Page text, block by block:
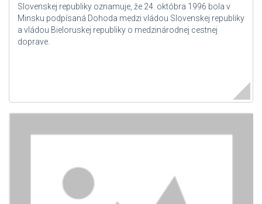
Slovenskej republiky oznamuje, že 24. októbra 1996 bola v
Minsku podpísaná Dohoda medzi vládou Slovenskej republiky
a vládou Bieloruskej republiky o medzinárodnej cestnej
doprave.